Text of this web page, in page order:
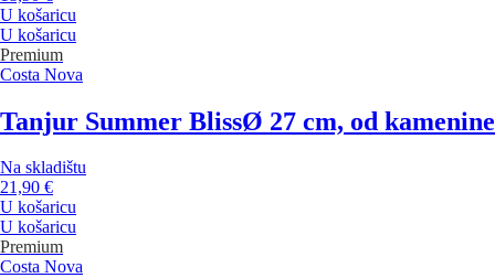
U košaricu
U košaricu
Premium
Costa Nova
Tanjur Summer BlissØ 27 cm, od kamenine
Na skladištu
21,90 €
U košaricu
U košaricu
Premium
Costa Nova